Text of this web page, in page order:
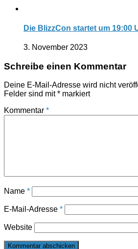
Die BlizzCon startet um 19:00
3. November 2023
Schreibe einen Kommentar
Deine E-Mail-Adresse wird nicht
Felder sind mit* markiert
Kommentar *
Name *
E-Mail-Adresse *
Website